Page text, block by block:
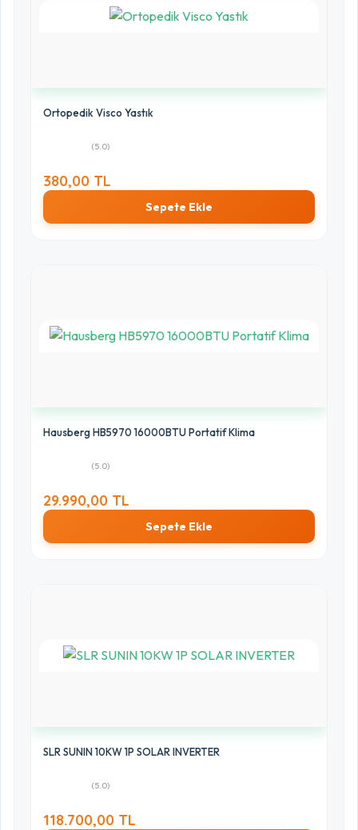
Ortopedik Visco Yastık
(5.0)
380,00 TL
Sepete Ekle
Hausberg HB5970 16000BTU Portatif Klima
(5.0)
29.990,00 TL
Sepete Ekle
SLR SUNIN 10KW 1P SOLAR INVERTER
(5.0)
118.700,00 TL